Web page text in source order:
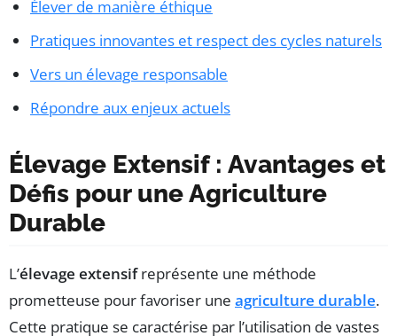
Élever de manière éthique
Pratiques innovantes et respect des cycles naturels
Vers un élevage responsable
Répondre aux enjeux actuels
Élevage Extensif : Avantages et
Défis pour une Agriculture
Durable
L’élevage extensifreprésente une méthode
prometteuse pour favoriser une agriculture durable.
Cette pratique se caractérise par l’utilisation de vastes